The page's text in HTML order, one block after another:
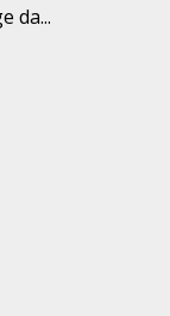
da...